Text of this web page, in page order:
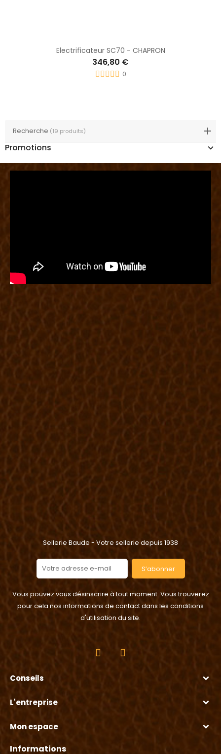
Recherche (19 produits)
Promotions
Electrificateur SC70 - CHAPRON
346,80 €
0
Sellerie Baude - Votre sellerie depuis 1938
S’abonner
Vous pouvez vous désinscrire à tout moment. Vous trouverez
pour cela nos informations de contact dans les conditions
d'utilisation du site.
Conseils
L'entreprise
Mon espace
Informations